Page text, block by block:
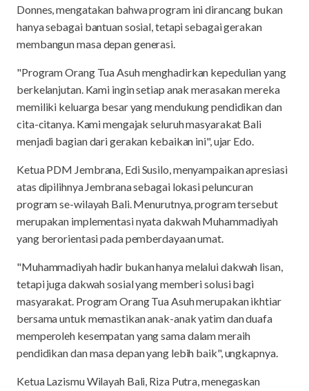
Donnes, mengatakan bahwa program ini dirancang bukan
hanya sebagai bantuan sosial, tetapi sebagai gerakan
membangun masa depan generasi.
"Program Orang Tua Asuh menghadirkan kepedulian yang
berkelanjutan. Kami ingin setiap anak merasakan mereka
memiliki keluarga besar yang mendukung pendidikan dan
cita-citanya. Kami mengajak seluruh masyarakat Bali
menjadi bagian dari gerakan kebaikan ini", ujar Edo.
Ketua PDM Jembrana, Edi Susilo, menyampaikan apresiasi
atas dipilihnya Jembrana sebagai lokasi peluncuran
program se-wilayah Bali. Menurutnya, program tersebut
merupakan implementasi nyata dakwah Muhammadiyah
yang berorientasi pada pemberdayaan umat.
"Muhammadiyah hadir bukan hanya melalui dakwah lisan,
tetapi juga dakwah sosial yang memberi solusi bagi
masyarakat. Program Orang Tua Asuh merupakan ikhtiar
bersama untuk memastikan anak-anak yatim dan duafa
memperoleh kesempatan yang sama dalam meraih
pendidikan dan masa depan yang lebih baik", ungkapnya.
Ketua Lazismu Wilayah Bali, Riza Putra, menegaskan